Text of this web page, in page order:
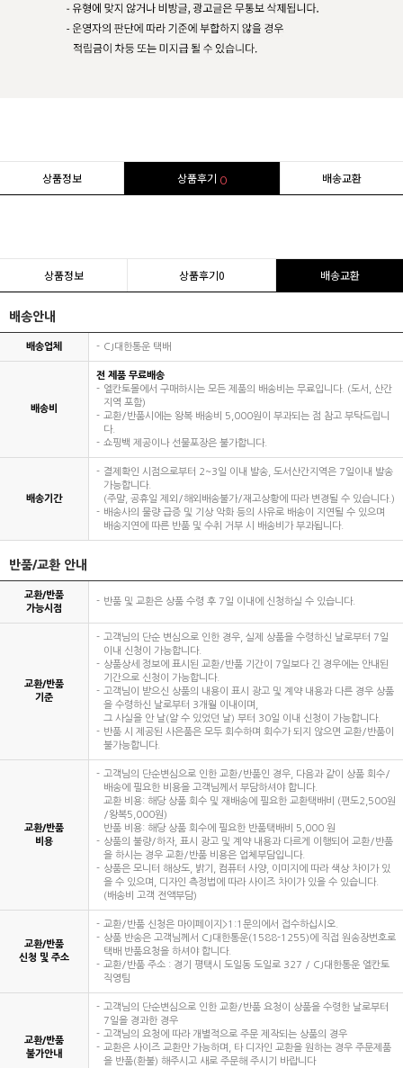
상품정보 상품후기 0 배송교환
상품정보 상품후기0 배송교환
배송안내
배송업체 CJ대한통운 택배
배송비
전 제품 무료배송
엘칸토몰에서 구매하시는 모든 제품의 배송비는 무료입니다. (도서, 산간
지역 포함)
교환/반품시에는 왕복 배송비 5,000원이 부과되는 점 참고 부탁드립니
다.
쇼핑백 제공이나 선물포장은 불가합니다.
배송기간
결제확인 시점으로부터 2~3일 이내 발송, 도서산간지역은 7일이내 발송
가능합니다.
(주말, 공휴일 제외/해외배송불가/재고상황에 따라 변경될 수 있습니다.)
배송사의 물량 급증 및 기상 악화 등의 사유로 배송이 지연될 수 있으며
배송지연에 따른 반품 및 수취 거부 시 배송비가 부과됩니다.
반품/교환 안내
교환/반품
가능시점
반품 및 교환은 상품 수령 후 7일 이내에 신청하실 수 있습니다.
교환/반품
기준
고객님의 단순 변심으로 인한 경우, 실제 상품을 수령하신 날로부터 7일
이내 신청이 가능합니다.
상품상세 정보에 표시된 교환/반품 기간이 7일보다 긴 경우에는 안내된
기간으로 신청이 가능합니다.
고객님이 받으신 상품의 내용이 표시 광고 및 계약 내용과 다른 경우 상품
을 수령하신 날로부터 3개월 이내이며,
그 사실을 안 날(알 수 있었던 날) 부터 30일 이내 신청이 가능합니다.
반품 시 제공된 사은품은 모두 회수하며 회수가 되지 않으면 교환/반품이
불가능합니다.
교환/반품
비용
고객님의 단순변심으로 인한 교환/반품인 경우, 다음과 같이 상품 회수/
배송에 필요한 비용을 고객님께서 부담하셔야 합니다.
교환 비용: 해당 상품 회수 및 재배송에 필요한 교환택배비 (편도2,500원
/왕복5,000원)
반품 비용: 해당 상품 회수에 필요한 반품택배비 5,000 원
상품의 불량/하자, 표시 광고 및 계약 내용과 다르게 이행되어 교환/반품
을 하시는 경우 교환/반품 비용은 업체부담입니다.
상품은 모니터 해상도, 밝기, 컴퓨터 사양, 이미지에 따라 색상 차이가 있
을 수 있으며, 디자인 측정법에 따라 사이즈 차이가 있을 수 있습니다.
(배송비 고객 전액부담)
교환/반품
신청 및 주소
교환/반품 신청은 마이페이지>1:1문의에서 접수하십시오.
상품 반송은 고객님께서 CJ대한통운(1588-1255)에 직접 원송장번호로
택배 반품요청을 하셔야 합니다.
교환/반품 주소 : 경기 평택시 도일동 도일로 327 / CJ대한통운 엘칸토
직영팀
교환/반품
불가안내
고객님의 단순변심으로 인한 교환/반품 요청이 상품을 수령한 날로부터
7일을 경과한 경우
고객님의 요청에 따라 개별적으로 주문 제작되는 상품의 경우
교환은 사이즈 교환만 가능하며, 타 디자인 교환을 원하는 경우 주문제품
을 반품(환불) 해주시고 새로 주문해 주시기 바랍니다